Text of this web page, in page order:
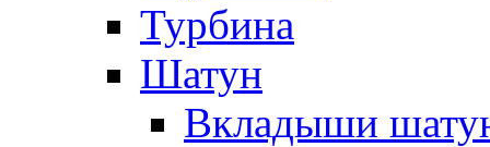
Турбина
Шатун
Вкладыши